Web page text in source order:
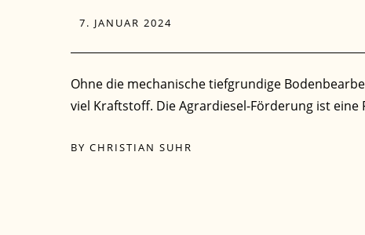
7. JANUAR 2024
Ohne die mechanische tiefgrundige
viel Kraftstoff. Die Agrardiesel-Förderung ist
BY CHRISTIAN SUHR